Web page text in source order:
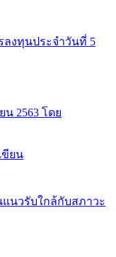
ลงทุนประจำวันที่ 5
น 2563 โดย
ขียน
แนวรับใกล้กับสภาวะ